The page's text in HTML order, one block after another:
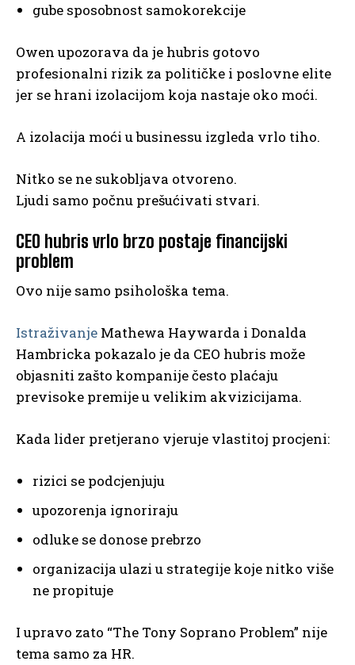
gube sposobnost samokorekcije
Owen upozorava da je hubris gotovo
profesionalni rizik za političke i poslovne elite
jer se hrani izolacijom koja nastaje oko moći.
A izolacija moći u businessu izgleda vrlo tiho.
Nitko se ne sukobljava otvoreno.
Ljudi samo počnu prešućivati stvari.
CEO hubris vrlo brzo postaje financijski
problem
Ovo nije samo psihološka tema.
Istraživanje Mathewa Haywarda i Donalda
Hambricka pokazalo je da CEO hubris može
objasniti zašto kompanije često plaćaju
previsoke premije u velikim akvizicijama.
Kada lider pretjerano vjeruje vlastitoj procjeni:
rizici se podcjenjuju
upozorenja ignoriraju
odluke se donose prebrzo
organizacija ulazi u strategije koje nitko više
ne propituje
I upravo zato “The Tony Soprano Problem” nije
tema samo za HR.